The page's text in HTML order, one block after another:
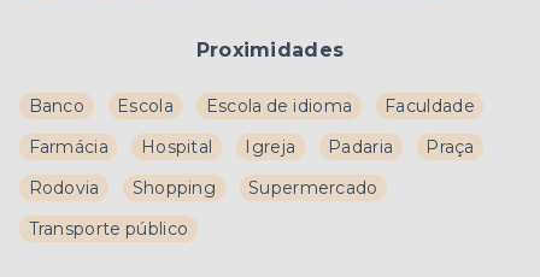
Proximidades
Banco Escola Escola de idioma
Faculdade
Farmácia
Hospital Igreja Padaria
Praça
Rodovia
Shopping
Supermercado
Transporte público